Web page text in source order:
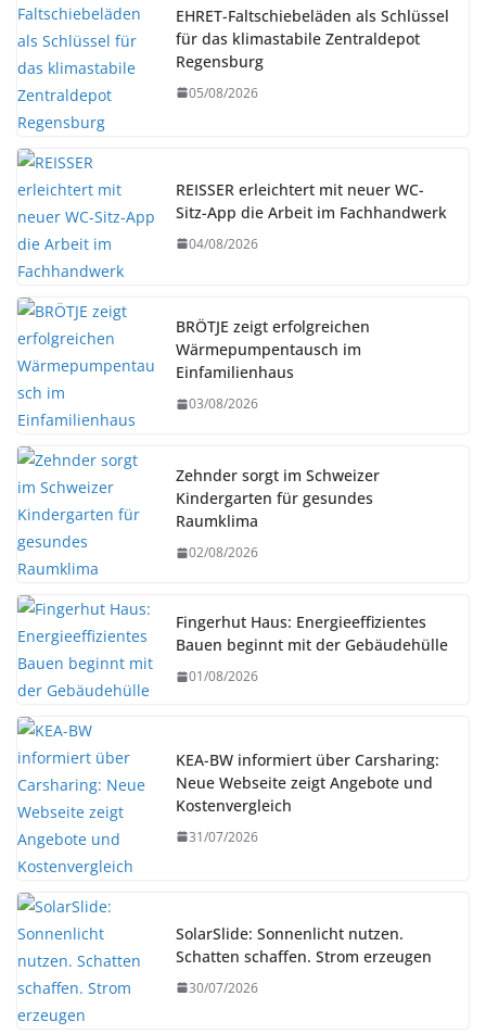
EHRET-Faltschiebeläden als Schlüssel
für das klimastabile Zentraldepot
Regensburg
05/08/2026
REISSER erleichtert mit neuer WC-
Sitz-App die Arbeit im Fachhandwerk
04/08/2026
BRÖTJE zeigt erfolgreichen
Wärmepumpentausch im
Einfamilienhaus
03/08/2026
Zehnder sorgt im Schweizer
Kindergarten für gesundes
Raumklima
02/08/2026
Fingerhut Haus: Energieeffizientes
Bauen beginnt mit der Gebäudehülle
01/08/2026
KEA-BW informiert über Carsharing:
Neue Webseite zeigt Angebote und
Kostenvergleich
31/07/2026
SolarSlide: Sonnenlicht nutzen.
Schatten schaffen. Strom erzeugen
30/07/2026